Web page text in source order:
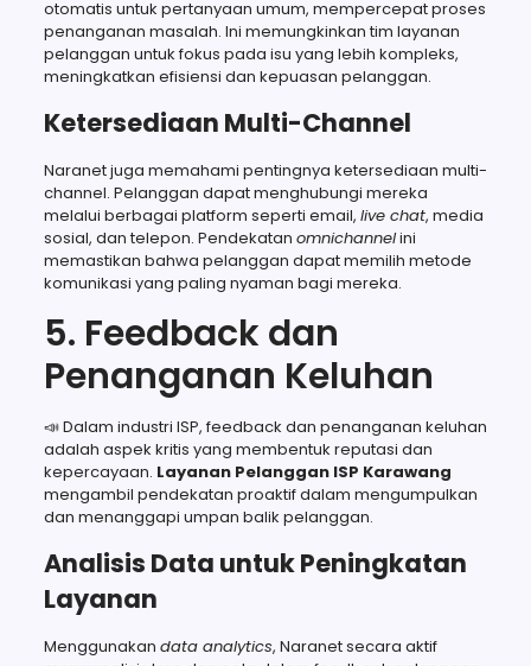
otomatis untuk pertanyaan umum, mempercepat proses
penanganan masalah. Ini memungkinkan tim layanan
pelanggan untuk fokus pada isu yang lebih kompleks,
meningkatkan efisiensi dan kepuasan pelanggan.
Ketersediaan Multi-Channel
Naranet juga memahami pentingnya ketersediaan multi-
channel. Pelanggan dapat menghubungi mereka
melalui berbagai platform seperti email, live chat, media
sosial, dan telepon. Pendekatan omnichannelini
memastikan bahwa pelanggan dapat memilih metode
komunikasi yang paling nyaman bagi mereka.
5. Feedback dan
Penanganan Keluhan
📣 Dalam industri ISP, feedback dan penanganan keluhan
adalah aspek kritis yang membentuk reputasi dan
kepercayaan. Layanan Pelanggan ISP Karawang
mengambil pendekatan proaktif dalam mengumpulkan
dan menanggapi umpan balik pelanggan.
Analisis Data untuk Peningkatan
Layanan
Menggunakan data analytics, Naranet secara aktif